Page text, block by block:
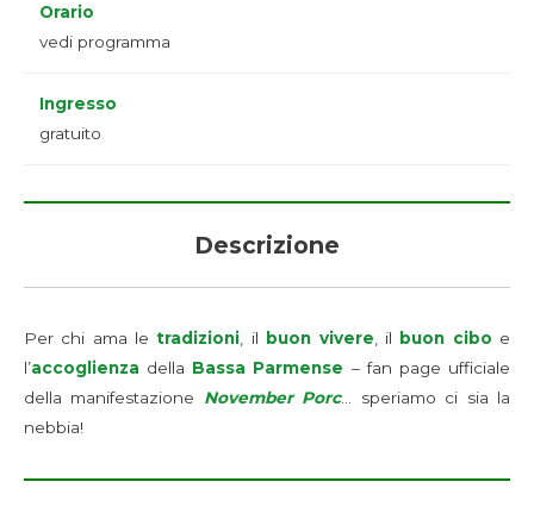
Orario
vedi programma
Ingresso
gratuito
Descrizione
Per chi ama letradizioni, il buon vivere, il buon cibo e
l’accoglienza della Bassa Parmense – fan page ufficiale
della manifestazione November Porc… speriamo ci sia la
nebbia!